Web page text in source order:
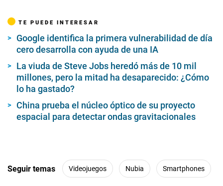
TE PUEDE INTERESAR
Google identifica la primera vulnerabilidad de día
cero desarrolla con ayuda de una IA
La viuda de Steve Jobs heredó más de 10 mil
millones, pero la mitad ha desaparecido: ¿Cómo
lo ha gastado?
China prueba el núcleo óptico de su proyecto
espacial para detectar ondas gravitacionales
Seguir temas Videojuegos Nubia Smartphones